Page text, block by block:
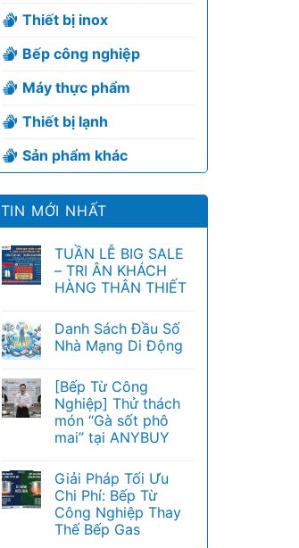
Thiết bị inox
Bếp công nghiệp
Máy thực phẩm
Thiết bị lạnh
Sản phẩm khác
TIN MỚI NHẤT
TUẦN LỄ BIG SALE
– TRI ÂN KHÁCH
HÀNG THÂN THIẾT
Danh Sách Đầu Số
Nhà Mạng Di Động
[Bếp Từ Công
Nghiệp] Thử thách
món “Gà sốt phô
mai” tại ANYBUY
Giải Pháp Tối Ưu
Chi Phí: Bếp Từ
Công Nghiệp Thay
Thế Bếp Gas